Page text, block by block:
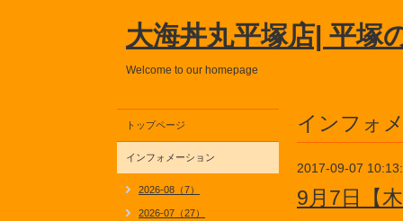
大海丼丸平塚店| 平塚
Welcome to our homepage
インフォ
2017-09-07
9月7日【
トップページ
インフォメーション
2026-08（7）
2026-07（27）